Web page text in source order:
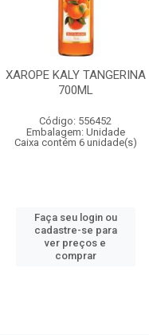
XAROPE KALY TANGERINA
700ML
Código: 556452
Embalagem: Unidade
Caixa contém 6 unidade(s)
Faça seu login ou
cadastre-se para
ver preços e
comprar